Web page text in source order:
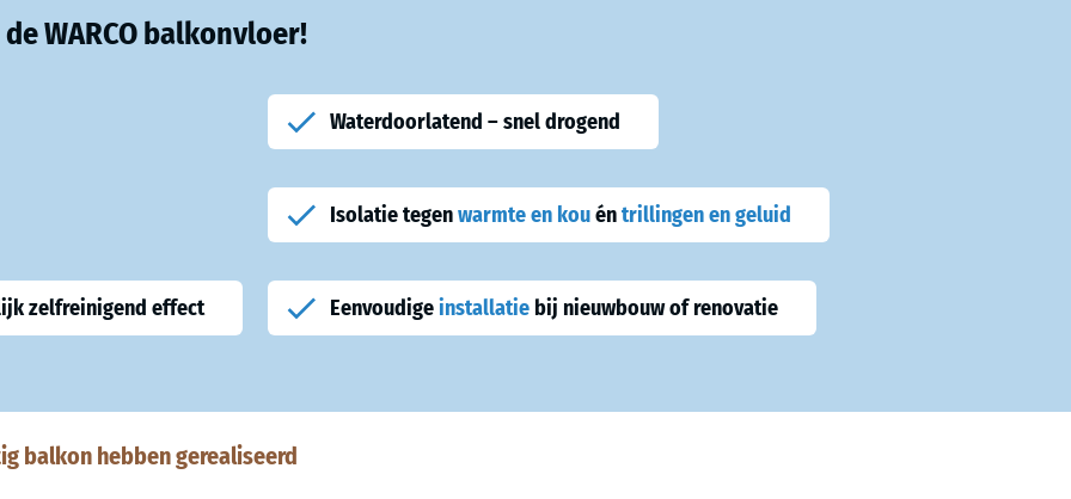
WARCO balkonvloer!
Waterdoorlatend – snel drogend
Isolatie tegenwarmte en kouéntrillingen en geluid
zelfreinigend effect Eenvoudigeinstallatie bij nieuwbouw of renovatie
balkon hebben gerealiseerd